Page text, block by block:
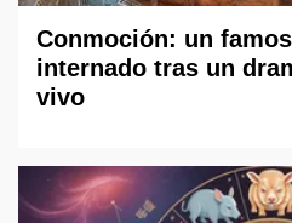
Conmoción: un
internado tras un
vivo